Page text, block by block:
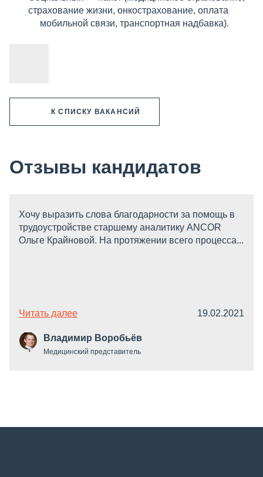
страхование жизни, онкострахование, оплата
мобильной связи, транспортная надбавка).
К СПИСКУ ВАКАНСИЙ
Отзывы кандидатов
Хочу выразить слова благодарности за помощь в
трудоустройстве старшему аналитику ANCOR
Ольге Крайновой. На протяжении всего процесса...
Читать далее 19.02.2021
Владимир Воробьёв
Медицинский представитель